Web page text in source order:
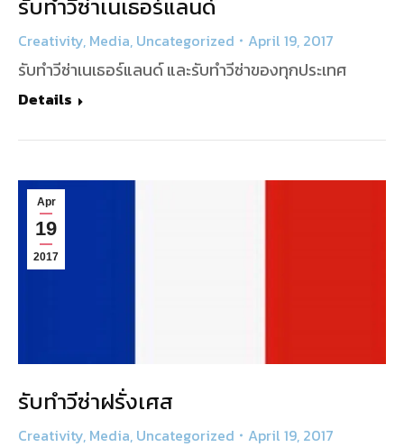
รับทำวีซ่าเนเธอร์แลนด์
Creativity, Media, Uncategorized April 19, 2017
รับทำวีซ่าเนเธอร์แลนด์ และรับทำวีซ่าของทุกประเทศ
Details
Apr
19
2017
รับทำวีซ่าฝรั่งเศส
Creativity, Media, Uncategorized April 19, 2017